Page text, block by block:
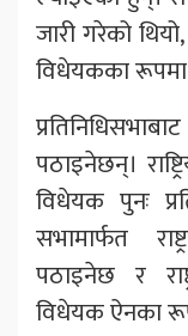
जारी गरेको
विधेयकका रूपमा
पठाइनेछन्।
विधेयक पुनः
सभामार्फत
पठाइनेछ र
विधेयक ऐनका